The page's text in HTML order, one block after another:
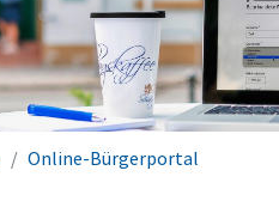
Online-Bürgerportal